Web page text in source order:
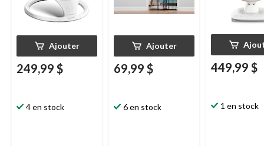
Ajouter
249,99 $
4 en stock
Ajouter
69,99 $
6 en stock
449,99 $
1 en stock